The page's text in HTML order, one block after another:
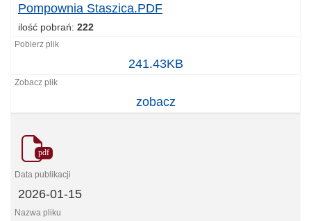
Pompownia Staszica.PDF
ilość pobrań: 222
Staszica.PDF
241.43KB
zobacz
pdf
2026-01-15